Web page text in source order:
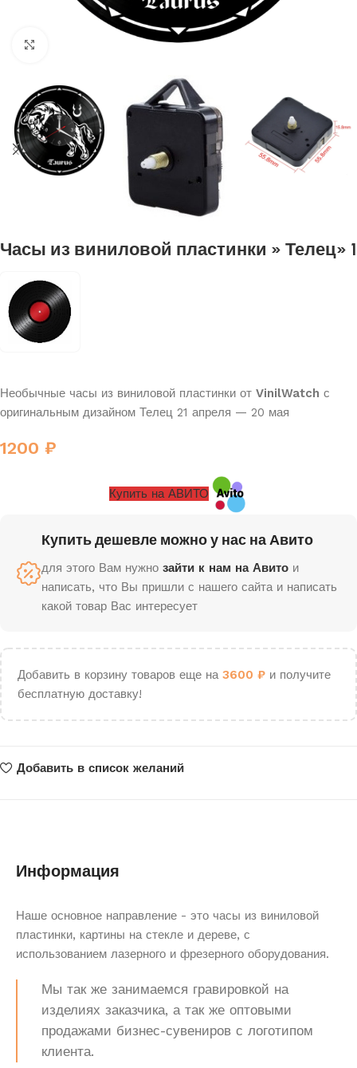
Нажмите, чтобы увеличить
Часы из виниловой пластинки » Телец» 1
Необычные часы из виниловой пластинки от VinilWatch с
оригинальным дизайном Телец 21 апреля — 20 мая
1200 ₽
Купить на АВИТО
Купить дешевле можно у нас на Авито
для этого Вам нужно зайти к нам на Авито и
написать, что Вы пришли с нашего сайта и написать
какой товар Вас интересует
Добавить в корзину товаров еще на 3600 ₽ и получите
бесплатную доставку!
Добавить в список желаний
Информация
Наше основное направление - это часы из виниловой
пластинки, картины на стекле и дереве, с
использованием лазерного и фрезерного оборудования.
Мы так же занимаемся гравировкой на
изделиях заказчика, а так же оптовыми
продажами бизнес-сувениров с логотипом
клиента.